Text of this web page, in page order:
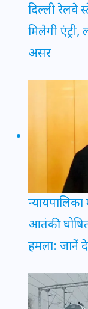
दिल्ली रेलवे
मिलेगी एंट्री,
असर
आतंकी
हमला: जानें